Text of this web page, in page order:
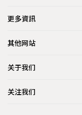
更多資訊
其他网站
关于我们
关注我们